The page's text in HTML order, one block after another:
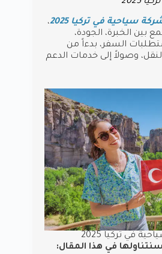
سياحية في تركيا 2025
،
الخبرة، الجودة،
السفر، بدءاً من
وصولاً إلى خدمات الدعم
في تركيا 2025
في هذا المقال: